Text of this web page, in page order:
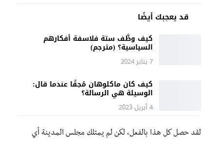
قد يعجبك أيضًا
كيف وظَّف ستة فلاسفة أفكارهم
السياسية؟ (مترجم)
7 يناير 2024
كيف كان ماكلوهان مُحِقًا عندما قال:
الوسيلة هي الرسالة؟
4 أبريل 2023
لقد حصل كل هذا بالفعل، لكن لم يمتلك مجلس المدينة أي